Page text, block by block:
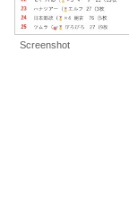
Screenshot